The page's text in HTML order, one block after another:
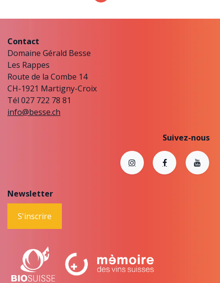
Contact
Domaine Gérald Besse
Les Rappes
Route de la Combe 14
CH-1921 Martigny-Croix
Tél 027 722 78 81
info@besse.ch
Suivez-nous
Newsletter
S'inscrire